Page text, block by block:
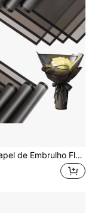
10 Folhas de Papel de Embrulho Floral - Papel de Embalagem de Presente Floral à Prova d'Água para Artesanato DIY, Papel de Embalagem de Suprimentos Florísticos para Presente de Casamento e Aniversário